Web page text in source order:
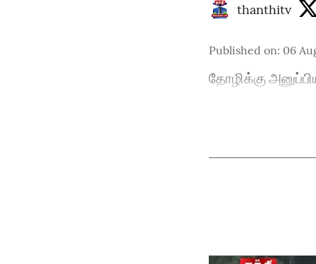
thanthitv
Published on: 06
தோழிக்கு